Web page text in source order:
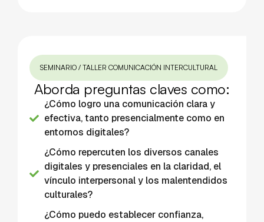
SEMINARIO / TALLER COMUNICACIÓN INTERCULTURAL
Aborda preguntas claves como:
¿Cómo logro una comunicación clara y
efectiva, tanto presencialmente como en
entornos digitales?
¿Cómo repercuten los diversos canales
digitales y presenciales en la claridad, el
vínculo interpersonal y los malentendidos
culturales?
¿Cómo puedo establecer confianza,